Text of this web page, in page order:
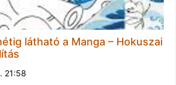
látható a Manga – Hokuszai
21:58